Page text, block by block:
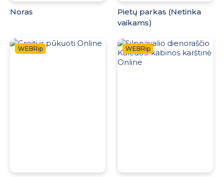
Noras
Pietų parkas (Netinka
vaikams)
WEBRip WEBRip